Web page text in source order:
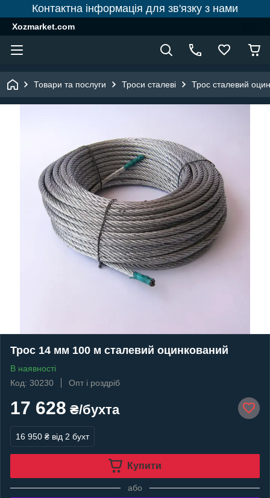
Контактна інформація для зв'язку з нами
Xozmarket.com
Товари та послуги Троси сталеві Трос сталевий
Трос 14 мм 100 м сталевий оцинкований
В наявності
Код: 30230
Опт і роздріб
17 628 ₴/бухта
16 950 ₴ від 2 бухт
Купити
або